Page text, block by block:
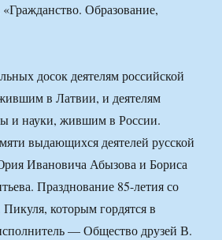
Образование,
досок деятелям российской
в Латвии, и деятелям
и науки, жившим в России.
выдающихся деятелей русской
Ивановича Абызова и Бориса
Празднование 85-летия со
которым гордятся в
— Общество друзей В.